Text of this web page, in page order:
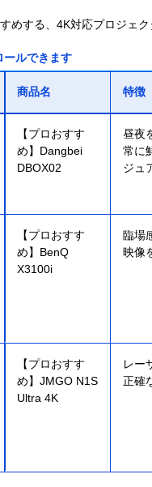
めする、4K対応プロジェク
ルできます
商品名 特徴
【プロおすす
め】Dangbei
DBOX02
昼夜
常に
ジュ
【プロおすす
め】BenQ
X3100i
臨場
映像
【プロおすす
め】JMGO N1S
Ultra 4K
レー
正確